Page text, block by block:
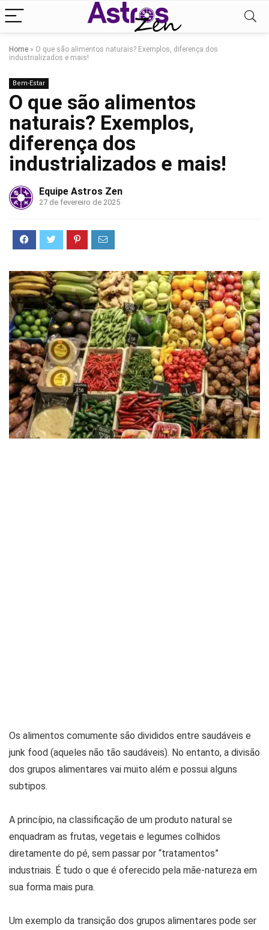
Home » O que são alimentos naturais? Exemplos, diferença dos
industrializados e mais!
Bem-Estar
O que são alimentos
naturais? Exemplos,
diferença dos
industrializados e mais!
Equipe Astros Zen
27 de fevereiro de 2025
Os alimentos comumente são divididos entre saudáveis e
junk food (aqueles não tão saudáveis). No entanto, a divisão
dos grupos alimentares vai muito além e possui alguns
subtipos.
A princípio, na classificação de um produto natural se
enquadram as frutas, vegetais e legumes colhidos
diretamente do pé, sem passar por “tratamentos”
industriais. É tudo o que é oferecido pela mãe-natureza em
sua forma mais pura.
Um exemplo da transição dos grupos alimentares pode ser